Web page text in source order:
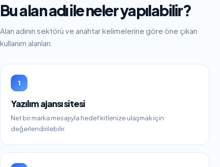
Bu alan adı ile neler yapılabilir?
Alan adının sektörü ve anahtar kelimelerine göre öne çıkan
kullanım alanları.
1
Yazılım ajansı sitesi
Net bir marka mesajıyla hedef kitlenize ulaşmak için
değerlendirilebilir.